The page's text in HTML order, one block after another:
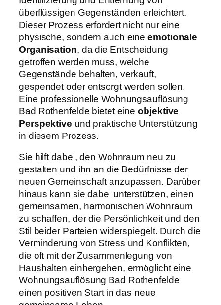
überflüssigen Gegenständen erleichtert.
Dieser Prozess erfordert nicht nur eine
physische, sondern auch eineemotionale
Organisation, da die Entscheidung
getroffen werden muss, welche
Gegenstände behalten, verkauft,
gespendet oder entsorgt werden sollen.
Eine professionelle Wohnungsauflösung
Bad Rothenfelde bietet eineobjektive
Perspektive und praktische Unterstützung
in diesem Prozess.
Sie hilft dabei, den Wohnraum neu zu
gestalten und ihn an die Bedürfnisse der
neuen Gemeinschaft anzupassen. Darüber
hinaus kann sie dabei unterstützen, einen
gemeinsamen, harmonischen Wohnraum
zu schaffen, der die Persönlichkeit und den
Stil beider Parteien widerspiegelt. Durch die
Verminderung von Stress und Konflikten,
die oft mit der Zusammenlegung von
Haushalten einhergehen, ermöglicht eine
Wohnungsauflösung Bad Rothenfelde
einen positiven Start in das neue